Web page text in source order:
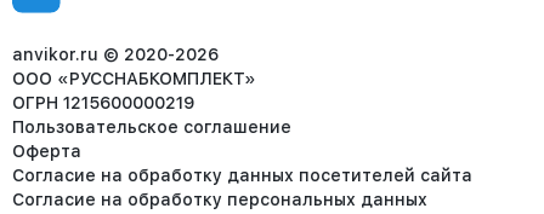
8 (953) 455-25-61
anvikor.ru © 2020-2026
ООО «РУССНАБКОМПЛЕКТ»
ОГРН 1215600000219
Пользовательское соглашение
Оферта
Согласие на обработку данных посетителей сайта
Согласие на обработку персональных данных